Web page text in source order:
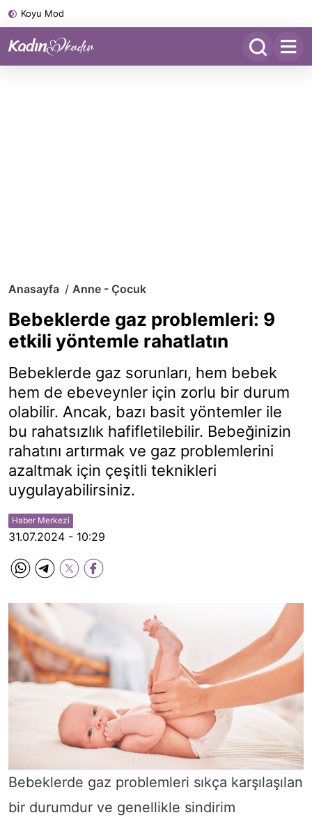
Koyu Mod
Anasayfa Anne - Çocuk
Bebeklerde gaz problemleri: 9
etkili yöntemle rahatlatın
Bebeklerde gaz sorunları, hem bebek
hem de ebeveynler için zorlu bir durum
olabilir. Ancak, bazı basit yöntemler ile
bu rahatsızlık hafifletilebilir. Bebeğinizin
rahatını artırmak ve gaz problemlerini
azaltmak için çeşitli teknikleri
uygulayabilirsiniz.
Haber Merkezi
31.07.2024 - 10:29
Bebeklerde gaz problemleri sıkça karşılaşılan
bir durumdur ve genellikle sindirim